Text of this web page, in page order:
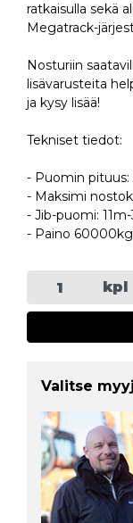
ratkaisulla sekä
Megatrack-
Nosturiin
lisävarusteita
ja kysy lisää!
Tekniset tiedot:
- Puomin pituus:
- Maksimi
- Jib-puomi:
- Paino 60000kg
kpl
Valitse